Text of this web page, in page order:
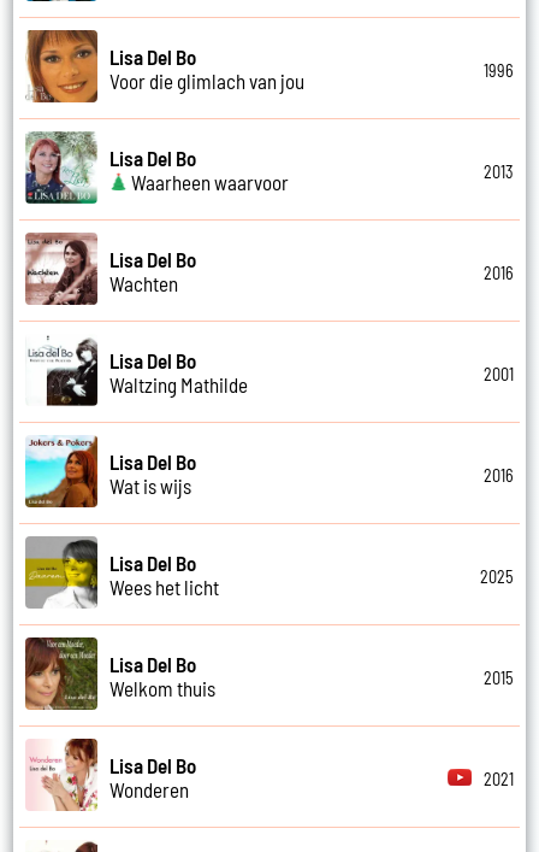
Lisa Del Bo
Voor die glimlach van jou
1996
Lisa Del Bo
Waarheen waarvoor
2013
Lisa Del Bo
Wachten
2016
Lisa Del Bo
Waltzing Mathilde
2001
Lisa Del Bo
Wat is wijs
2016
Lisa Del Bo
Wees het licht
2025
Lisa Del Bo
Welkom thuis
2015
Lisa Del Bo
Wonderen
2021